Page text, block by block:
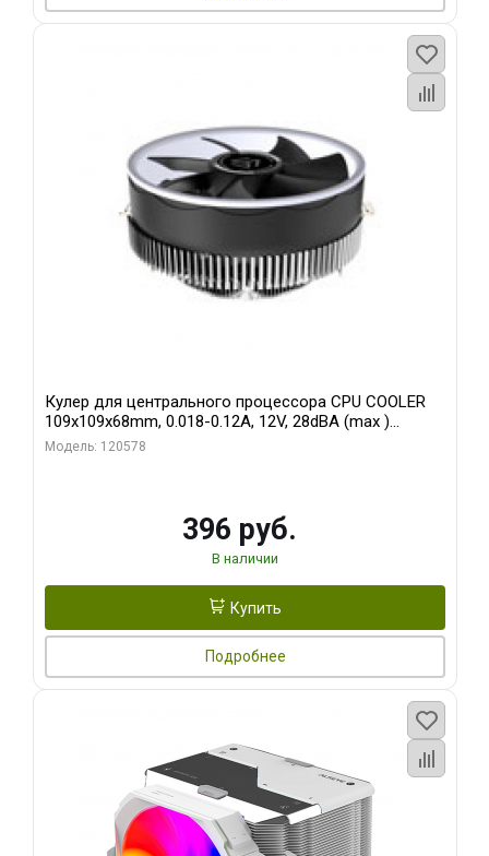
Кулер для центрального процессора CPU COOLER
109x109x68mm, 0.018-0.12A, 12V, 28dBA (max )
+/-10%
Модель: 120578
396 руб.
В наличии
Купить
Подробнее